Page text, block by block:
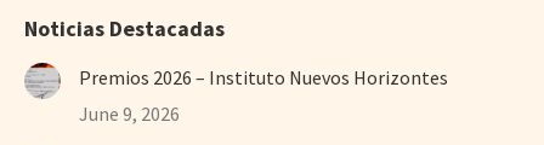
Noticias Destacadas
Premios 2026 – Instituto Nuevos Horizontes
June 9, 2026